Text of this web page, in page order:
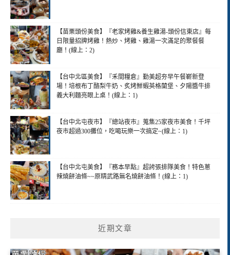
【苗栗頭份美食】『老家烤雞&養生雞湯-頭份信東店』每
日限量招牌烤雞！熱炒、烤雞、雞湯一次滿足的聚餐餐
廳！(線上：2)
【台中北區美食】『禾間糧倉』勤美超夯早午餐嶄新登
場！培根布丁酪梨牛奶、炙烤鮮蝦英格蘭堡、夕陽醬牛排
義大利麵亮眼上桌！(線上：1)
【台中北屯夜市】『總站夜市』蒐集25家夜市美食！千坪
夜市超過300攤位，吃喝玩樂一次搞定~(線上：1)
【台中北屯美食】『務本早點』超誇張排隊美食！特色蔥
辣燒餅油條~~原精武路無名燒餅油條！(線上：1)
近期文章